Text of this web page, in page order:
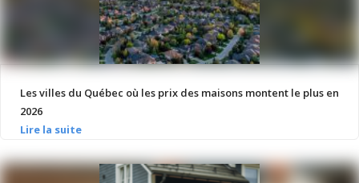
Les villes du Québec où les prix des maisons montent le plus en
2026